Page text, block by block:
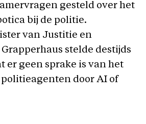
gesteld over het
bij de politie.
van Justitie en
stelde destijds
er geen sprake is van het
door AI of